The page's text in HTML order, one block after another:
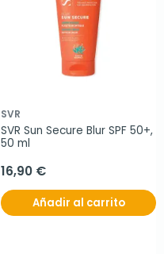
SVR
SVR Sun Secure Blur SPF 50+,
50 ml
16,90 €
Añadir al carrito